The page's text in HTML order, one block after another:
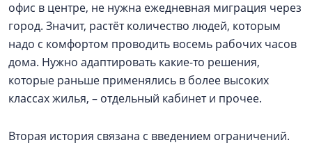
офис в центре, не нужна ежедневная миграция через
город. Значит, растёт количество людей, которым
надо с комфортом проводить восемь рабочих часов
дома. Нужно адаптировать какие-то решения,
которые раньше применялись в более высоких
классах жилья, – отдельный кабинет и прочее.
Вторая история связана с введением ограничений.